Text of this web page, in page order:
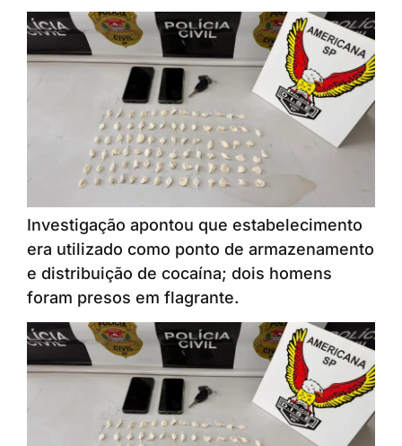
Investigação apontou que estabelecimento
era utilizado como ponto de armazenamento
e distribuição de cocaína; dois homens
foram presos em flagrante.